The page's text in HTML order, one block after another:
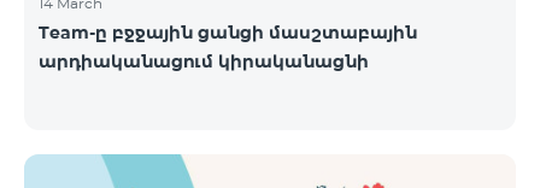
Team-ը բջջային ցանցի մասշտաբային
արդիականացում կիրականացնի